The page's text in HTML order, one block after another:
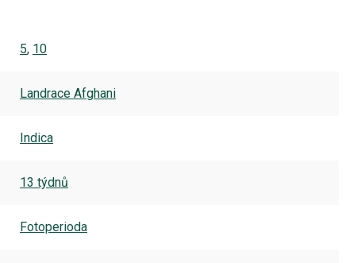
5, 10
Landrace Afghani
Indica
13 týdnů
Fotoperioda